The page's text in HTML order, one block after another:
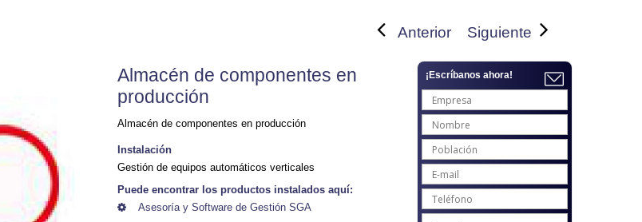
Anterior Siguiente
Almacén de componentes en
producción
Almacén de componentes en producción
Instalación
Gestión de equipos automáticos verticales
Puede encontrar los productos instalados aquí:
Asesoría y Software de Gestión SGA
¡Escríbanos ahora!